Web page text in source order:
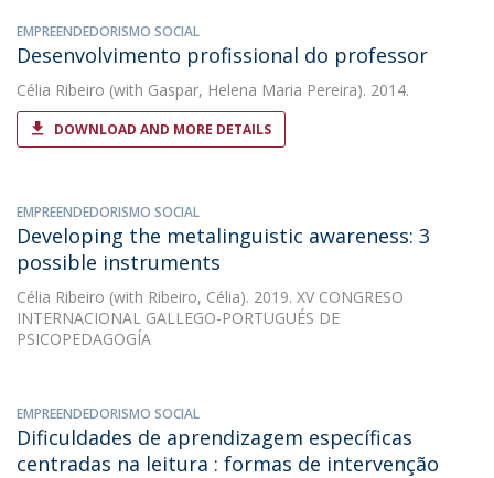
EMPREENDEDORISMO SOCIAL
Desenvolvimento profissional do professor
Célia Ribeiro (with Gaspar, Helena Maria Pereira). 2014.
DOWNLOAD AND MORE DETAILS
EMPREENDEDORISMO SOCIAL
Developing the metalinguistic awareness: 3
possible instruments
Célia Ribeiro (with Ribeiro, Célia). 2019. XV CONGRESO
INTERNACIONAL GALLEGO-PORTUGUÉS DE
PSICOPEDAGOGÍA
EMPREENDEDORISMO SOCIAL
Dificuldades de aprendizagem específicas
centradas na leitura : formas de intervenção